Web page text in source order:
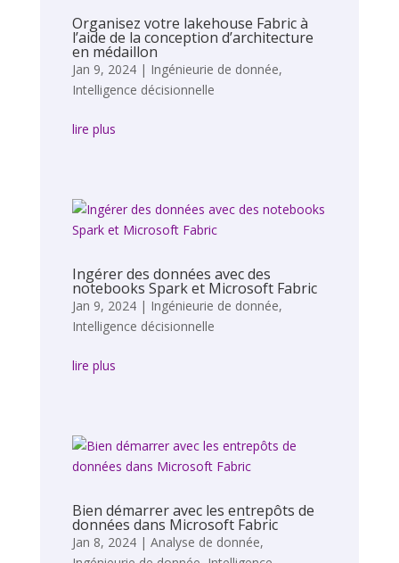
Organisez votre lakehouse Fabric à
l’aide de la conception d’architecture
en médaillon
Jan 9, 2024| Ingénieurie de donnée,
Intelligence décisionnelle
lire plus
Ingérer des données avec des
notebooks Spark et Microsoft Fabric
Jan 9, 2024| Ingénieurie de donnée,
Intelligence décisionnelle
lire plus
Bien démarrer avec les entrepôts de
données dans Microsoft Fabric
Jan 8, 2024| Analyse de donnée,